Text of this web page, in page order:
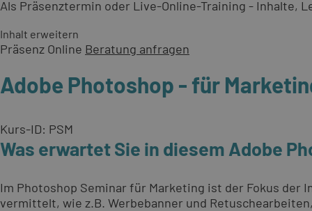
Als Präsenztermin oder Live-Online-Training - Inhalte,
Inhalt erweitern
Präsenz Online Beratung anfragen
Adobe Photoshop - für
Kurs-ID: PSM
Was erwartet Sie in diesem Adobe
Im Photoshop Seminar für Marketing ist der Fokus der
vermittelt, wie z.B. Werbebanner und